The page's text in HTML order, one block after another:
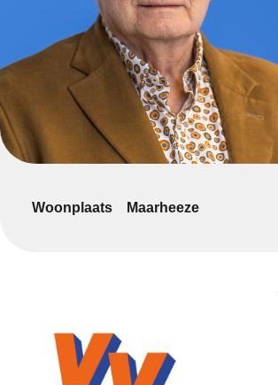
Woonplaats Maarheeze